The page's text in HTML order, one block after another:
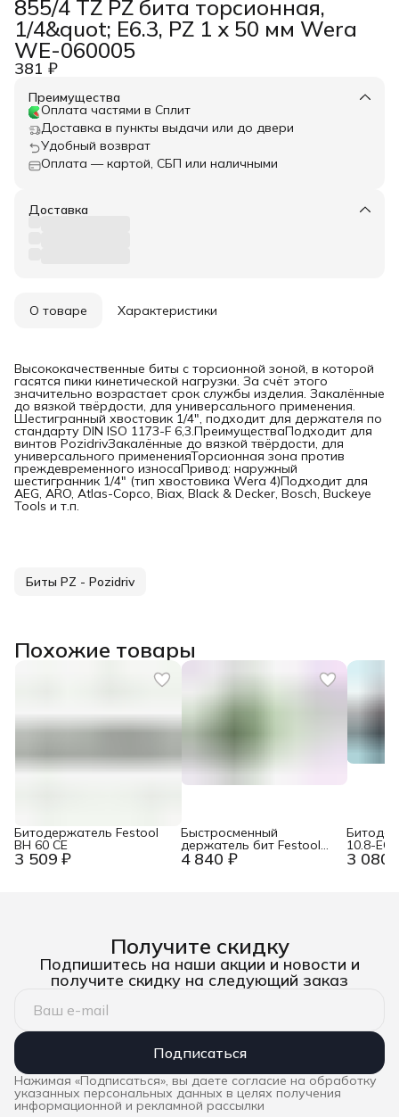
855/4 TZ PZ бита торсионная,
1/4&quot; E6.3, PZ 1 x 50 мм Wera
WE-060005
381 ₽
Преимущества
Оплата частями в Сплит
Доставка в пункты выдачи или до двери
Удобный возврат
Оплата — картой, СБП или наличными
Доставка
О товаре Характеристики
Высококачественные биты с торсионной зоной, в которой
гасятся пики кинетической нагрузки. За счёт этого
значительно возрастает срок службы изделия. Закалённые
до вязкой твёрдости, для универсального применения.
Шестигранный хвостовик 1/4", подходит для держателя по
стандарту DIN ISO 1173-F 6,3.ПреимуществаПодходит для
винтов PozidrivЗакалённые до вязкой твёрдости, для
универсального примененияТорсионная зона против
преждевременного износаПривод: наружный
шестигранник 1/4" (тип хвостовика Wera 4)Подходит для
AEG, ARO, Atlas-Copco, Biax, Black & Decker, Bosch, Buckeye
Tools и т.п.
Биты PZ - Pozidriv
Похожие товары
3 509 ₽
Битодержатель Festool
BH 60 CE
4 840 ₽
Быстросменный
держатель бит Festool
BHS 60 CE 3 080
10.8-EC
Получите скидку
Подпишитесь на наши акции и новости и
получите скидку на следующий заказ
Подписаться
Нажимая «Подписаться», вы даете согласие на обработку
указанных персональных данных в целях получения
информационной и рекламной рассылки